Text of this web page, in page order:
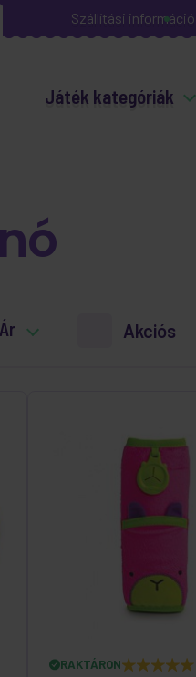
Szállítási információ
Játék kategóriák
Ár Akciós
RAKTÁRON